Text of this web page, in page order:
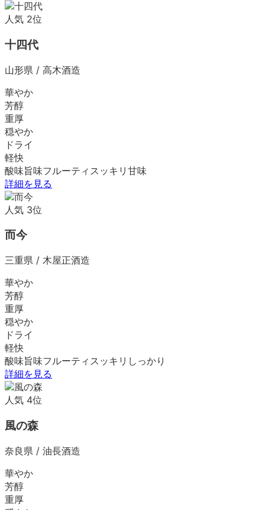
人気 2位
十四代
山形県 / 高木酒造
華やか
芳醇
重厚
穏やか
ドライ
軽快
酸味旨味フルーティ スッキリ 甘味
詳細を見る
人気 3位
而今
三重県 / 木屋正酒造
華やか
芳醇
重厚
穏やか
ドライ
軽快
酸味旨味フルーティ スッキリ しっかり
詳細を見る
人気 4位
風の森
奈良県 / 油長酒造
華やか
芳醇
重厚